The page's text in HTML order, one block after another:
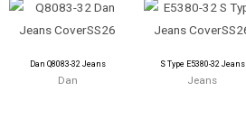
Dan Q8083-32 Jeans
Dan
S Type E5380-32 Jeans
Jeans